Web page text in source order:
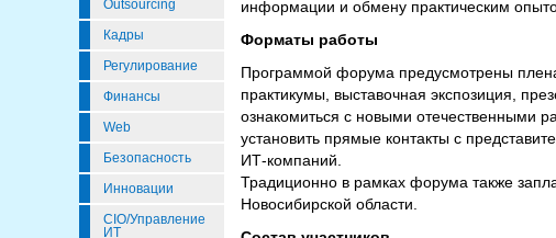
Outsourcing
Кадры
Регулирование
Финансы
Web
Безопасность
Инновации
CIO/Управление
ИТ
информации и обмену практическим
Форматы работы
Программой форума предусмотрены
практикумы, выставочная экспозиция,
ознакомиться с новыми отечественными
установить прямые контакты с
ИТ-компаний.
Традиционно в рамках форума также
Новосибирской области.